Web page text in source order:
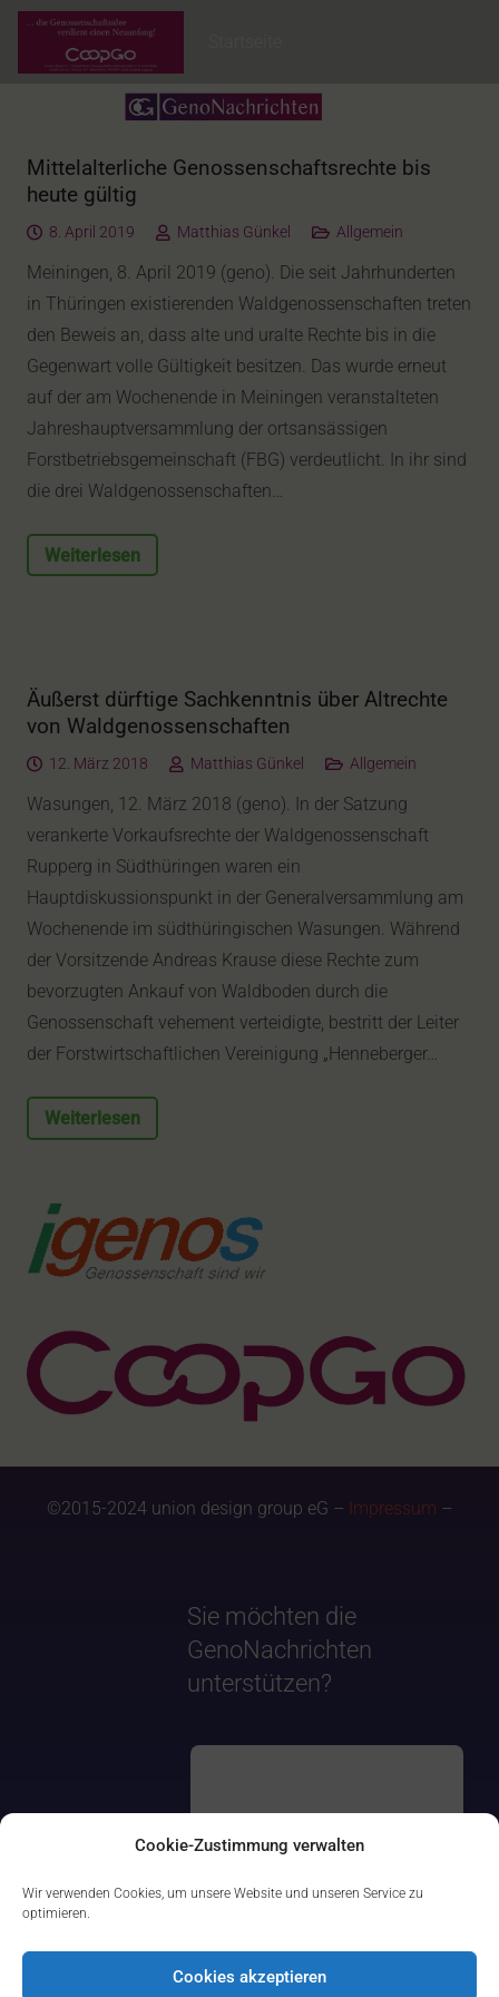
Cookie-Zustimmung verwalten
Wir verwenden Cookies, um unsere Website und unseren Service zu
optimieren.
Cookies akzeptieren
Mittelalterliche Genossenschaftsrechte bis
heute gültig
8. April 2019 Matthias Günkel Allgemein
Meiningen, 8. April 2019 (geno). Die seit Jahrhunderten
in Thüringen existierenden Waldgenossenschaften treten
den Beweis an, dass alte und uralte Rechte bis in die
Gegenwart volle Gültigkeit besitzen. Das wurde erneut
auf der am Wochenende in Meiningen veranstalteten
Jahreshauptversammlung der ortsansässigen
Forstbetriebsgemeinschaft (FBG) verdeutlicht. In ihr sind
die drei Waldgenossenschaften…
Weiterlesen
Äußerst dürftige Sachkenntnis über Altrechte
von Waldgenossenschaften
12. März 2018 Matthias Günkel Allgemein
Wasungen, 12. März 2018 (geno). In der Satzung
verankerte Vorkaufsrechte der Waldgenossenschaft
Rupperg in Südthüringen waren ein
Hauptdiskussionspunkt in der Generalversammlung am
Wochenende im südthüringischen Wasungen. Während
der Vorsitzende Andreas Krause diese Rechte zum
bevorzugten Ankauf von Waldboden durch die
Genossenschaft vehement verteidigte, bestritt der Leiter
der Forstwirtschaftlichen Vereinigung „Henneberger…
Weiterlesen
©2015-2024 union design group eG – Impressum –
Sie möchten die
GenoNachrichten
unterstützen?